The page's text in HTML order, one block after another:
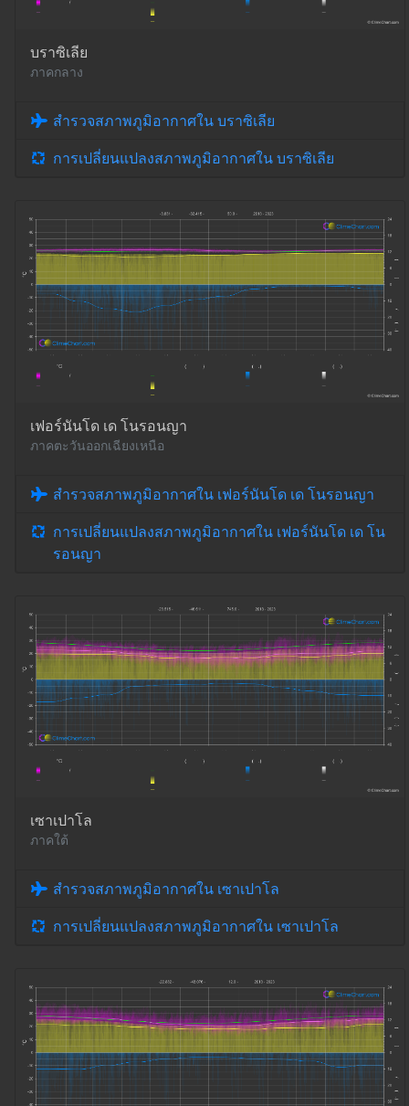
บราซิเลีย
ภาคกลาง
สำรวจสภาพภูมิอากาศใน บราซิเลีย
การเปลี่ยนแปลงสภาพภูมิอากาศใน บราซิเลีย
เฟอร์นันโด เด โนรอนญา
ภาคตะวันออกเฉียงเหนือ
สำรวจสภาพภูมิอากาศใน เฟอร์นันโด เด โนรอนญา
การเปลี่ยนแปลงสภาพภูมิอากาศใน เฟอร์นันโด เด โน
รอนญา
เซาเปาโล
ภาคใต้
สำรวจสภาพภูมิอากาศใน เซาเปาโล
การเปลี่ยนแปลงสภาพภูมิอากาศใน เซาเปาโล